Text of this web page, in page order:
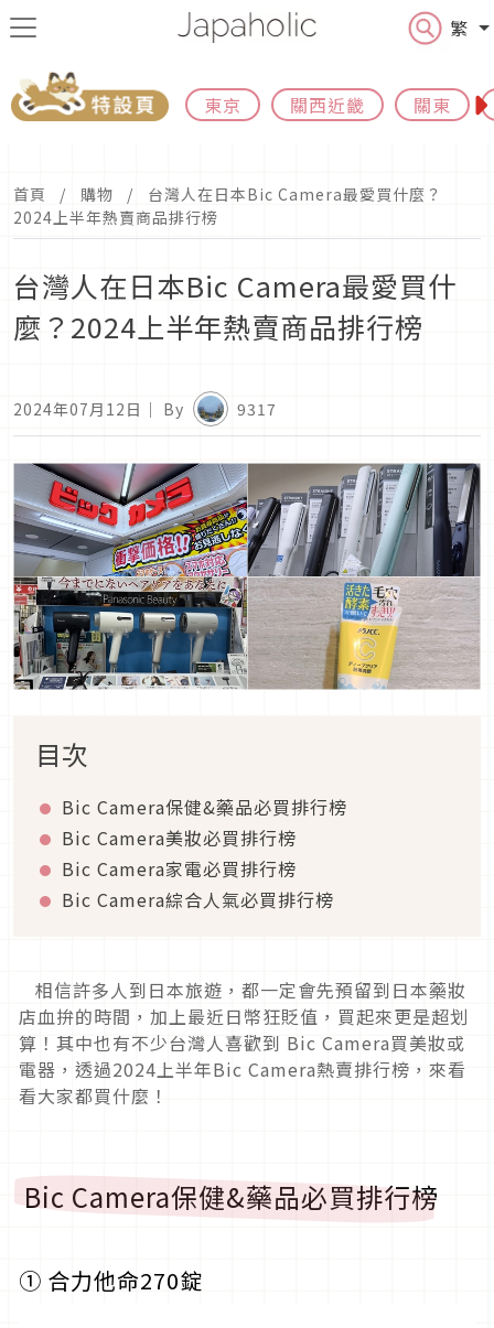
繁
東京 關西近畿 關東
首頁 購物
台灣人在日本Bic Camera最愛買什麼？
2024上半年熱賣商品排行榜
台灣人在日本Bic Camera最愛買什
麼？2024上半年熱賣商品排行榜
2024年07月12日 ｜ By 9317
目次
Bic Camera保健&藥品必買排行榜
Bic Camera美妝必買排行榜
Bic Camera家電必買排行榜
Bic Camera綜合人氣必買排行榜
相信許多人到日本旅遊，都一定會先預留到日本藥妝
店血拚的時間，加上最近日幣狂貶值，買起來更是超划
算！其中也有不少台灣人喜歡到 Bic Camera買美妝或
電器，透過2024上半年Bic Camera熱賣排行榜，來看
看大家都買什麼！
Bic Camera保健&藥品必買排行榜
① 合力他命270錠